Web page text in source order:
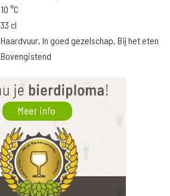
10 °C
33 cl
Haardvuur, In goed gezelschap, Bij het eten
Bovengistend